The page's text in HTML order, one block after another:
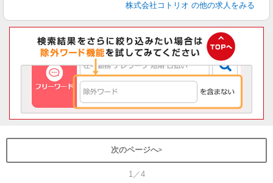
株式会社コトリオ の他の求人をみる
次のページへ
1／4